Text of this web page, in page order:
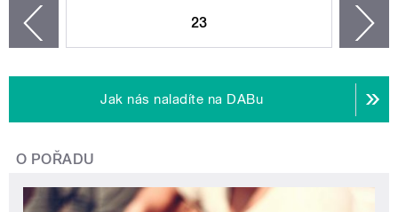
23
Jak nás naladíte na DABu
O POŘADU